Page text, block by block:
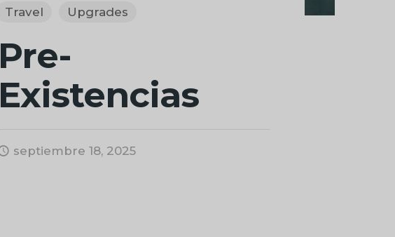
Travel Upgrades
Pre-
Existencias
septiembre 18, 2025